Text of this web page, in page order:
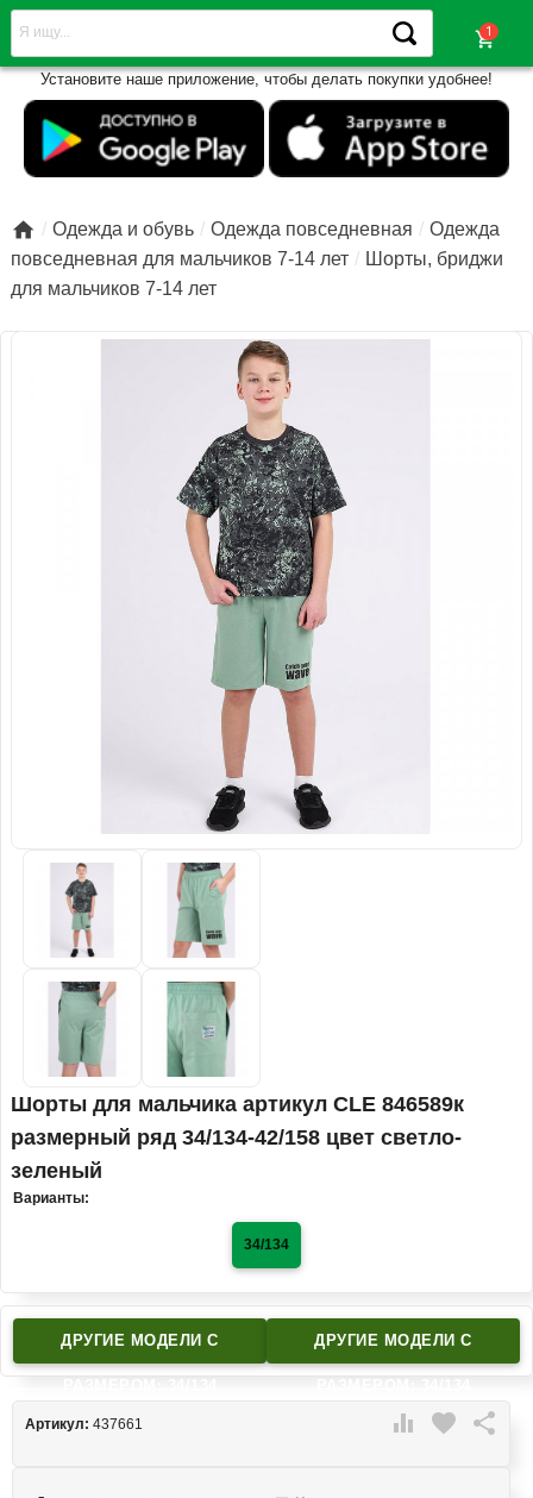
shopping_cart
Установите наше приложение, чтобы делать покупки удобнее!
 Одежда и обувь Одежда повседневная
Одежда
повседневная для мальчиков 7-14 лет
Шорты, бриджи
для мальчиков 7-14 лет
Шорты для мальчика артикул CLE 846589к
размерный ряд 34/134-42/158 цвет светло-
зеленый
Варианты:
34/134
ДРУГИЕ МОДЕЛИ C ДРУГИЕ МОДЕЛИ C
 favorite 
Артикул: 437661